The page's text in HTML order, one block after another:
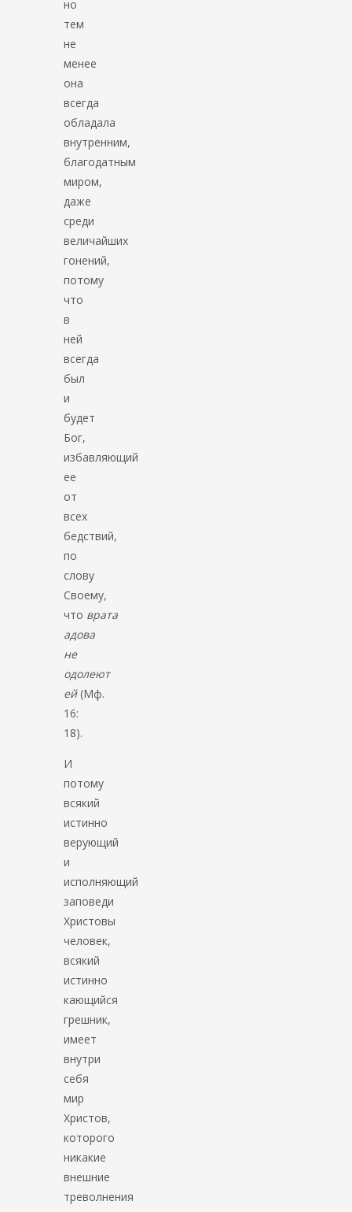
но
тем
не
менее
она
всегда
обладала
внутренним,
благодатным
миром,
даже
среди
величайших
гонений,
потому
что
в
ней
всегда
был
и
будет
Бог,
избавляющий
ее
от
всех
бедствий,
по
слову
Своему,
что врата
адова
не
одолеют
ей(Мф.
16:
18).
И
потому
всякий
истинно
верующий
и
исполняющий
заповеди
Христовы
человек,
всякий
истинно
кающийся
грешник,
имеет
внутри
себя
мир
Христов,
которого
никакие
внешние
треволнения